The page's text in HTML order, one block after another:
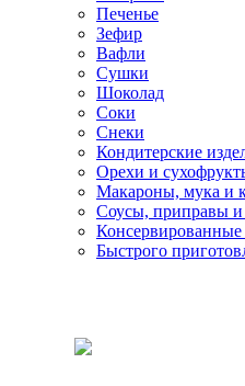
Печенье
Зефир
Вафли
Сушки
Шоколад
Соки
Снеки
Кондитерские
Орехи и
Макароны, мука и
Соусы, приправы и
Быстрого